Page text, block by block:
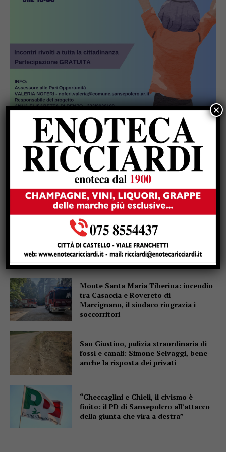
Popular
Bus scolastico a 70 euro, il PD di
Umbertide: “Merito della sinistra”. Ma
la benzina continua a salire
Incendio a Casaccia, nel comune di
Monte Santa Maria Tiberina: rogo in
fase di contenimento
Monte Santa Maria Tiberina: incendio
tra Casaccia e Rovereto di
Marcignano, il sindaco ringrazia i
soccorritori
San Giustino, pulizia straordinaria di
fossi e canali: Simone Selvaggi, bene
anche la risposta dei privati
“Checcaglini e Chieli, il civismo è
finito: il PD di Sansepolcro all’attacco
della giunta che vira a destra”
×